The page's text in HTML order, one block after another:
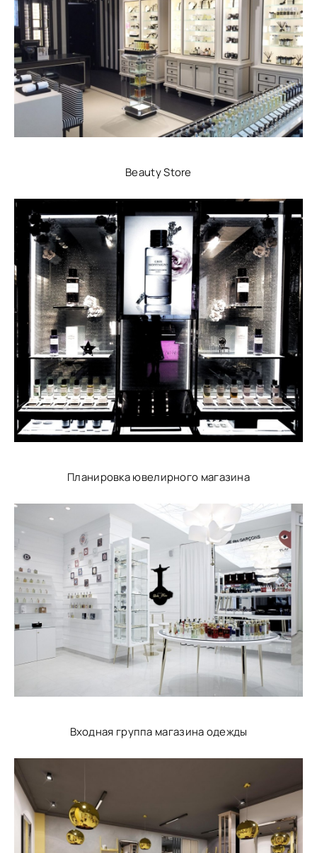
Beauty Store
Планировка ювелирного магазина
Входная группа магазина одежды